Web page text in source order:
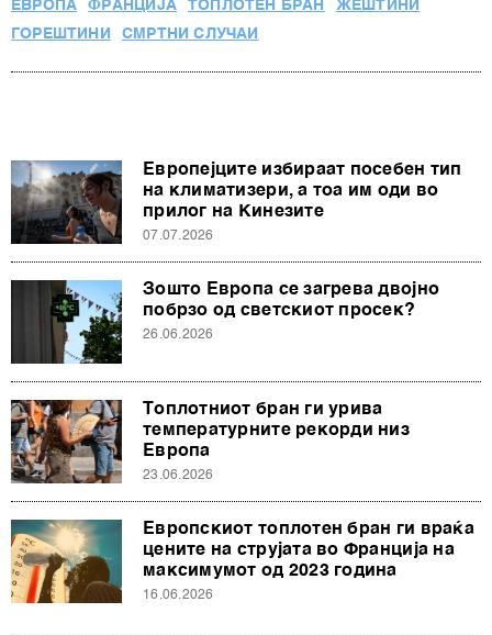
ЕВРОПА ФРАНЦИЈА ТОПЛОТЕН БРАН
ЖЕШТИНИ
ГОРЕШТИНИ
СМРТНИ СЛУЧАИ
Европејците избираат посебен тип
на климатизери, а тоа им оди во
прилог на Кинезите
07.07.2026
Зошто Европа се загрева двојно
побрзо од светскиот просек?
26.06.2026
Топлотниот бран ги урива
температурните рекорди низ
Европа
23.06.2026
Европскиот топлотен бран ги враќа
цените на струјата во Франција на
максимумот од 2023 година
16.06.2026